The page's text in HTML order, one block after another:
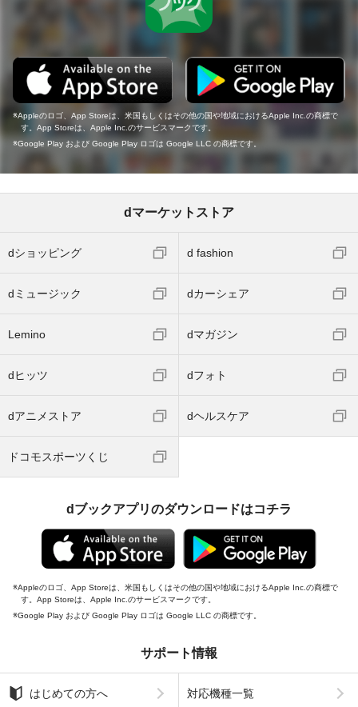
Appleのロゴ、App Storeは、米国もしくはその他の国や地域におけるApple Inc.の商標で
す。App Storeは、Apple Inc.のサービスマークです。
Google Play および Google Play ロゴは Google LLC の商標です。
dマーケットストア
dショッピング d fashion
dミュージック dカーシェア
Lemino dマガジン
dヒッツ dフォト
dアニメストア dヘルスケア
ドコモスポーツくじ
dブックアプリのダウンロードはコチラ
Appleのロゴ、App Storeは、米国もしくはその他の国や地域におけるApple Inc.の商標で
す。App Storeは、Apple Inc.のサービスマークです。
Google Play および Google Play ロゴは Google LLC の商標です。
サポート情報
はじめての方へ 対応機種一覧